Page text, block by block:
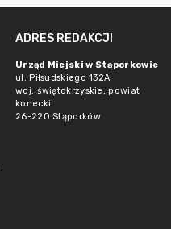
ADRES REDAKCJI
Urząd Miejski w Stąporkowie
ul. Piłsudskiego 132A
woj. świętokrzyskie, powiat
konecki
26-220 Stąporków